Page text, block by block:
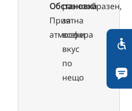
Обстановка
Приятна
атмосфера
разнообразен,
за
всеки
вкус
по
нещо